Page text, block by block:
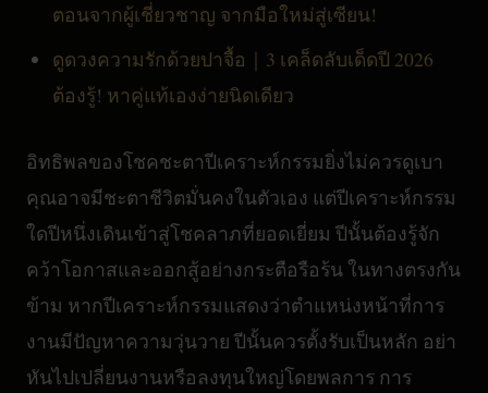
ตอนจากผู้เชี่ยวชาญ จากมือใหม่สู่เซียน!
ดูดวงความรักด้วยปาจื้อ｜3 เคล็ดลับเด็ดปี 2026
ต้องรู้! หาคู่แท้เองง่ายนิดเดียว
อิทธิพลของโชคชะตาปีเคราะห์กรรมยิ่งไม่ควรดูเบา
คุณอาจมีชะตาชีวิตมั่นคงในตัวเอง แต่ปีเคราะห์กรรม
ใดปีหนึ่งเดินเข้าสู่โชคลาภที่ยอดเยี่ยม ปีนั้นต้องรู้จัก
คว้าโอกาสและออกสู้อย่างกระตือรือร้น ในทางตรงกัน
ข้าม หากปีเคราะห์กรรมแสดงว่าตำแหน่งหน้าที่การ
งานมีปัญหาความวุ่นวาย ปีนั้นควรตั้งรับเป็นหลัก อย่า
หันไปเปลี่ยนงานหรือลงทุนใหญ่โดยพลการ การ